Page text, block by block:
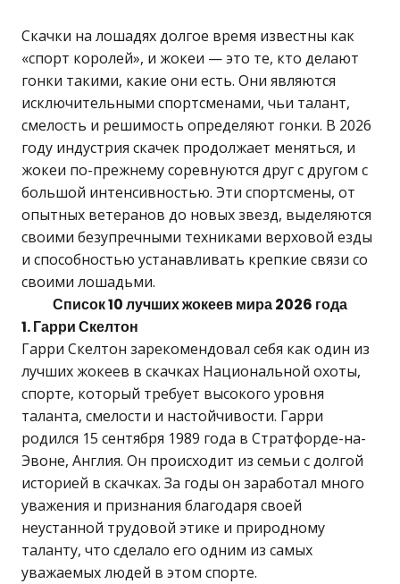
Скачки на лошадях долгое время известны как
«спорт королей», и жокеи — это те, кто делают
гонки такими, какие они есть. Они являются
исключительными спортсменами, чьи талант,
смелость и решимость определяют гонки. В 2026
году индустрия скачек продолжает меняться, и
жокеи по-прежнему соревнуются друг с другом с
большой интенсивностью. Эти спортсмены, от
опытных ветеранов до новых звезд, выделяются
своими безупречными техниками верховой езды
и способностью устанавливать крепкие связи со
своими лошадьми.
Список 10 лучших жокеев мира 2026 года
1. Гарри Скелтон
Гарри Скелтон зарекомендовал себя как один из
лучших жокеев в скачках Национальной охоты,
спорте, который требует высокого уровня
таланта, смелости и настойчивости. Гарри
родился 15 сентября 1989 года в Стратфорде-на-
Эвоне, Англия. Он происходит из семьи с долгой
историей в скачках. За годы он заработал много
уважения и признания благодаря своей
неустанной трудовой этике и природному
таланту, что сделало его одним из самых
уважаемых людей в этом спорте.